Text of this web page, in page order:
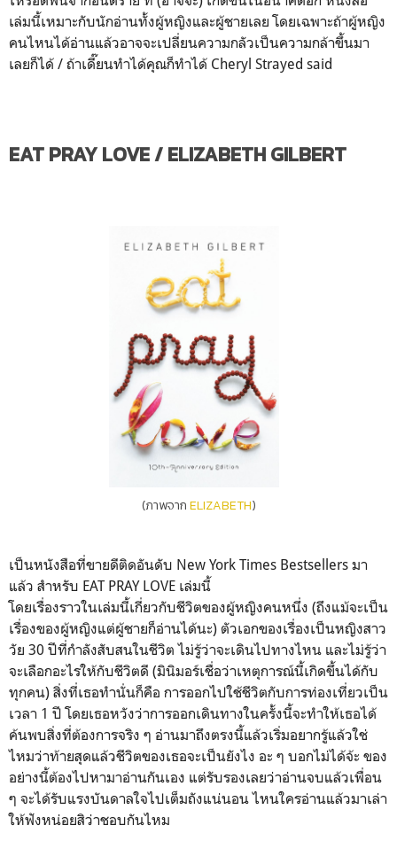
เล่มนี้เหมาะกับนักอ่านทั้งผู้หญิงและผู้ชายเลย โดยเฉพาะถ้าผู้หญิง
คนไหนได้อ่านแล้วอาจจะเปลี่ยนความกลัวเป็นความกล้าขึ้นมา
เลยก็ได้ / ถ้าเดี๊ยนทำได้คุณก็ทำได้ Cheryl Strayed said
EAT PRAY LOVE / ELIZABETH GILBERT
(ภาพจากELIZABETH)
เป็นหนังสือที่ขายดีติดอันดับ New York Times Bestsellers มา
แล้ว สำหรับ EAT PRAY LOVE เล่มนี้
โดยเรื่องราวในเล่มนี้เกี่ยวกับชีวิตของผู้หญิงคนหนึ่ง (ถึงแม้จะเป็น
เรื่องของผู้หญิงแต่ผู้ชายก็อ่านได้นะ) ตัวเอกของเรื่องเป็นหญิงสาว
วัย 30 ปีที่กำลังสับสนในชีวิต ไม่รู้ว่าจะเดินไปทางไหน และไม่รู้ว่า
จะเลือกอะไรให้กับชีวิตดี (มินิมอร์เชื่อว่าเหตุการณ์นี้เกิดขึ้นได้กับ
ทุกคน) สิ่งที่เธอทำนั่นก็คือ การออกไปใช้ชีวิตกับการท่องเที่ยวเป็น
เวลา 1 ปี โดยเธอหวังว่าการออกเดินทางในครั้งนี้จะทำให้เธอได้
ค้นพบสิ่งที่ต้องการจริง ๆ อ่านมาถึงตรงนี้แล้วเริ่มอยากรู้แล้วใช่
ไหมว่าท้ายสุดแล้วชีวิตของเธอจะเป็นยังไง อะ ๆ บอกไม่ได้จ้ะ ของ
อย่างนี้ต้องไปหามาอ่านกันเอง แต่รับรองเลยว่าอ่านจบแล้วเพื่อน
ๆ จะได้รับแรงบันดาลใจไปเต็มถังแน่นอน ไหนใครอ่านแล้วมาเล่า
ให้ฟังหน่อยสิว่าชอบกันไหม